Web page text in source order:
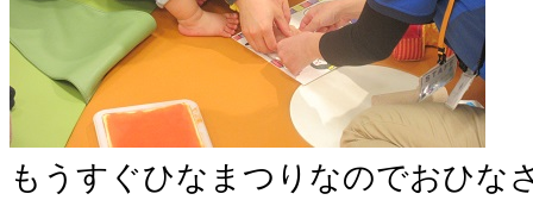
もうすぐひなまつりなのでおひな